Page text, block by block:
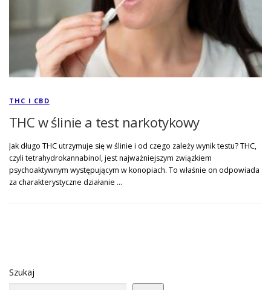
THC I CBD
THC w ślinie a test narkotykowy
Jak długo THC utrzymuje się w ślinie i od czego zależy wynik testu? THC,
czyli tetrahydrokannabinol, jest najważniejszym związkiem
psychoaktywnym występującym w konopiach. To właśnie on odpowiada
za charakterystyczne działanie …
Szukaj